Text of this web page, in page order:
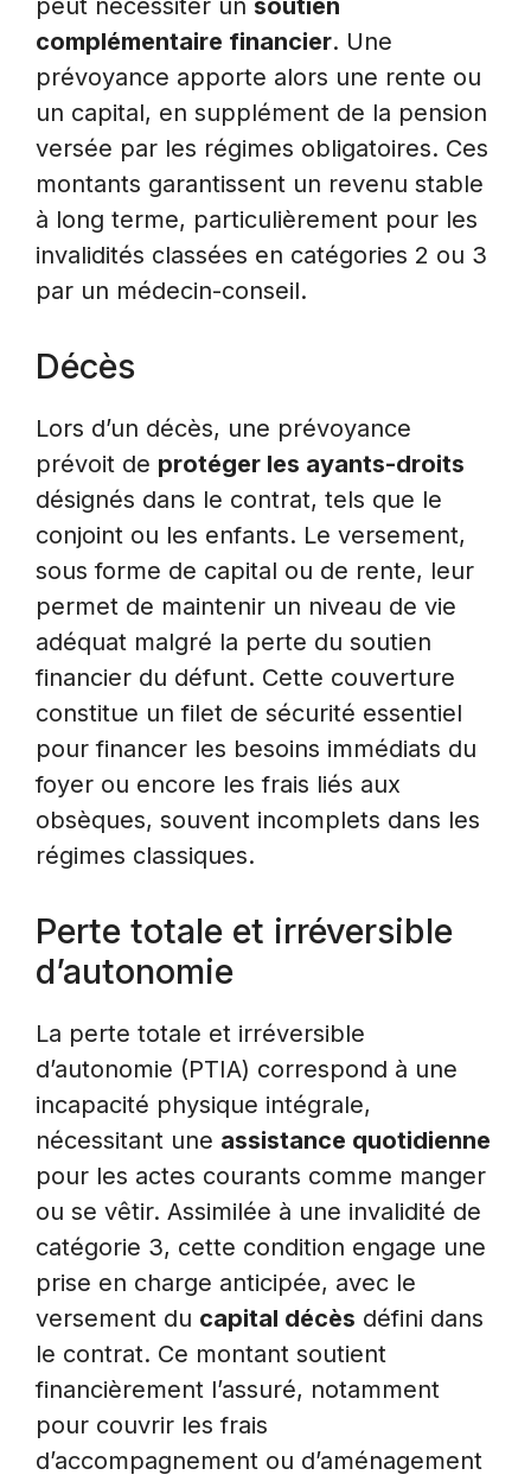
peut nécessiter un soutien
complémentaire financier. Une
prévoyance apporte alors une rente ou
un capital, en supplément de la pension
versée par les régimes obligatoires. Ces
montants garantissent un revenu stable
à long terme, particulièrement pour les
invalidités classées en catégories 2 ou 3
par un médecin-conseil.
Décès
Lors d’un décès, une prévoyance
prévoit de protéger les ayants-droits
désignés dans le contrat, tels que le
conjoint ou les enfants. Le versement,
sous forme de capital ou de rente, leur
permet de maintenir un niveau de vie
adéquat malgré la perte du soutien
financier du défunt. Cette couverture
constitue un filet de sécurité essentiel
pour financer les besoins immédiats du
foyer ou encore les frais liés aux
obsèques, souvent incomplets dans les
régimes classiques.
Perte totale et irréversible
d’autonomie
La perte totale et irréversible
d’autonomie (PTIA) correspond à une
incapacité physique intégrale,
nécessitant une assistance quotidienne
pour les actes courants comme manger
ou se vêtir. Assimilée à une invalidité de
catégorie 3, cette condition engage une
prise en charge anticipée, avec le
versement du capital décès défini dans
le contrat. Ce montant soutient
financièrement l’assuré, notamment
pour couvrir les frais
d’accompagnement ou d’aménagement